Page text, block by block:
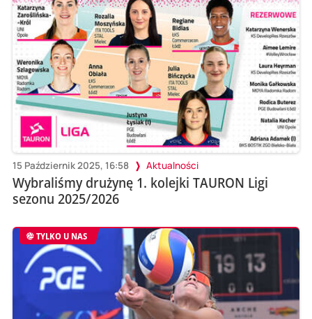
15 Październik 2025, 16:58 Aktualności
Wybraliśmy drużynę 1. kolejki TAURON Ligi
sezonu 2025/2026
TYLKO U NAS